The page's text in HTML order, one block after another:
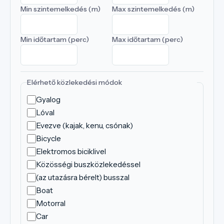
Min szintemelkedés (m) Max szintemelkedés (m)
Min időtartam (perc) Max időtartam (perc)
Elérhető közlekedési módok
Gyalog
Lóval
Evezve (kajak, kenu, csónak)
Bicycle
Elektromos biciklivel
Közösségi buszközlekedéssel
(az utazásra bérelt) busszal
Boat
Motorral
Car